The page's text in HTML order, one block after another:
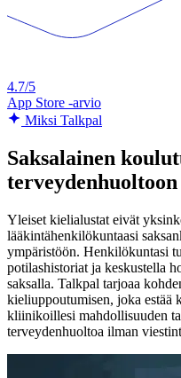
4.7/5
App Store -arvio
Miksi Talkpal
Saksalainen
terveydenhuoltoon
Yleiset kielialustat eivät
lääkintähenkilökuntaasi
ympäristöön. Henkilökuntasi
potilashistoriat ja keskustella
saksalla. Talkpal tarjoaa
kieliuppoutumisen, joka estää
kliinikoillesi mahdollisuuden
terveydenhuoltoa ilman